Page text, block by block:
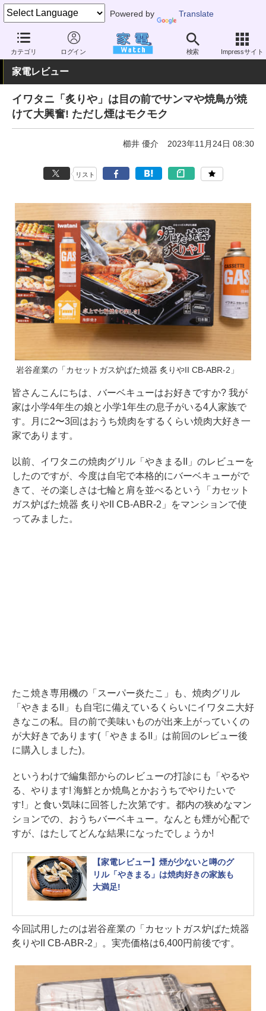
Powered by Translate
カテゴリ ログイン 検索 Impressサイト
家電 Watch 生活家電 キッチン家電 ガスコンロ
家電レビュー
イワタニ「炙りや」は目の前でサンマや焼鳥が焼
けて大興奮! ただし煙はモクモク
櫛井 優介 2023年11月24日 08:30
リスト
岩谷産業の「カセットガス炉ばた焼器 炙りやII CB-ABR-2」
皆さんこんにちは、バーベキューはお好きですか? 我が
家は小学4年生の娘と小学1年生の息子がいる4人家族で
す。月に2〜3回はおうち焼肉をするくらい焼肉大好き一
家であります。
以前、イワタニの焼肉グリル「やきまるII」のレビューを
したのですが、今度は自宅で本格的にバーベキューがで
きて、その楽しさは七輪と肩を並べるという「カセット
ガス炉ばた焼器 炙りやII CB-ABR-2」をマンションで使
ってみました。
たこ焼き専用機の「スーパー炎たこ」も、焼肉グリル
「やきまるII」も自宅に備えているくらいにイワタニ大好
きなこの私。目の前で美味いものが出来上がっていくの
が大好きであります(「やきまるII」は前回のレビュー後
に購入しました)。
というわけで編集部からのレビューの打診にも「やるや
る、やります! 海鮮とか焼鳥とかおうちでやりたいで
す!」と食い気味に回答した次第です。都内の狭めなマン
ションでの、おうちバーベキュー。なんとも煙が心配で
すが、はたしてどんな結果になったでしょうか!
【家電レビュー】煙が少ないと噂のグ
リル「やきまる」は焼肉好きの家族も
大満足!
今回試用したのは岩谷産業の「カセットガス炉ばた焼器
炙りやII CB-ABR-2」。実売価格は6,400円前後です。